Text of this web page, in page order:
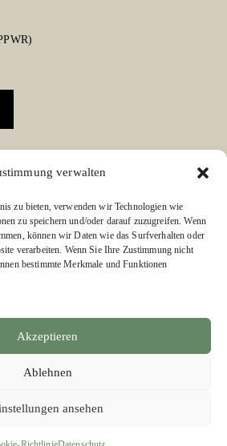
verwalten
zu bieten, verwenden wir Technologien wie
zu speichern und/oder darauf zuzugreifen. Wenn
können wir Daten wie das Surfverhalten oder
verarbeiten. Wenn Sie Ihre Zustimmung nicht
bestimmte Merkmale und Funktionen
Akzeptieren
Ablehnen
ansehen
oder Instagram: